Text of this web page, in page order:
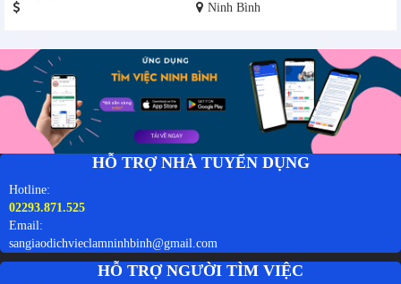
Ninh Bình
HỖ TRỢ NHÀ TUYỂN DỤNG
Hotline:
02293.871.525
Email:
sangiaodichvieclamninhbinh@gmail.com
HỖ TRỢ NGƯỜI TÌM VIỆC